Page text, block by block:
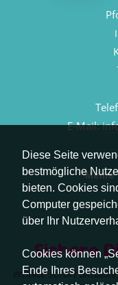
Diese Seite
bestmögliche
bieten. Cookies
Computer
über Ihr
Cookies können
Ende Ihres
E-Mail:
Meine
Sichere
erhalte sofort